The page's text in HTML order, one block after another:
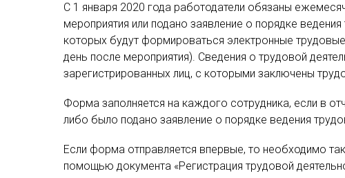
С 1 января 2020 года работодатели обязаны
мероприятия или подано заявление о порядке
которых будут формироваться электронные
день после мероприятия). Сведения о трудовой
зарегистрированных лиц, с которыми заключены
Форма заполняется на каждого сотрудника, если в
либо было подано заявление о порядке ведения
Если форма отправляется впервые, то необходимо
помощью документа «Регистрация трудовой